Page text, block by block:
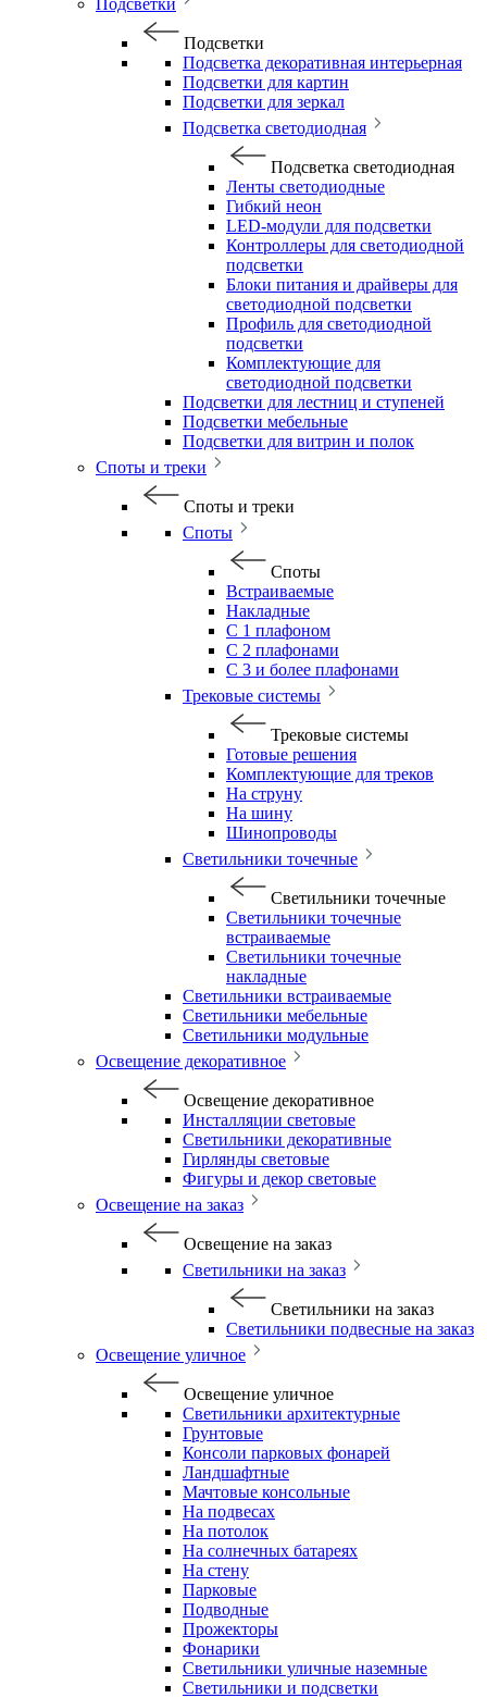
Подсветки
Подсветки
Подсветка декоративная интерьерная
Подсветки для картин
Подсветки для зеркал
Подсветка светодиодная
Подсветка светодиодная
Ленты светодиодные
Гибкий неон
LED-модули для подсветки
Контроллеры для светодиодной
подсветки
Блоки питания и драйверы для
светодиодной подсветки
Профиль для светодиодной
подсветки
Комплектующие для
светодиодной подсветки
Подсветки для лестниц и ступеней
Подсветки мебельные
Подсветки для витрин и полок
Споты и треки
Споты и треки
Споты
Споты
Встраиваемые
Накладные
С 1 плафоном
С 2 плафонами
С 3 и более плафонами
Трековые системы
Трековые системы
Готовые решения
Комплектующие для треков
На струну
На шину
Шинопроводы
Светильники точечные
Светильники точечные
Светильники точечные
встраиваемые
Светильники точечные
накладные
Светильники встраиваемые
Светильники мебельные
Светильники модульные
Освещение декоративное
Освещение декоративное
Инсталляции световые
Светильники декоративные
Гирлянды световые
Фигуры и декор световые
Освещение на заказ
Освещение на заказ
Светильники на заказ
Светильники на заказ
Светильники подвесные на заказ
Освещение уличное
Освещение уличное
Светильники архитектурные
Грунтовые
Консоли парковых фонарей
Ландшафтные
Мачтовые консольные
На подвесах
На потолок
На солнечных батареях
На стену
Парковые
Подводные
Прожекторы
Фонарики
Светильники уличные наземные
Светильники и подсветки